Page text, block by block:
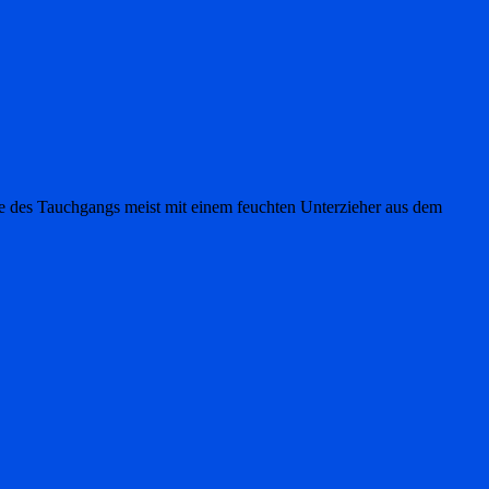
Tauchgangs meist mit einem feuchten Unterzieher aus dem